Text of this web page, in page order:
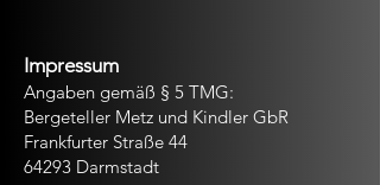
Impressum
Angaben gemäß § 5 TMG:
Bergeteller Metz und Kindler GbR
Frankfurter Straße 44
64293 Darmstadt